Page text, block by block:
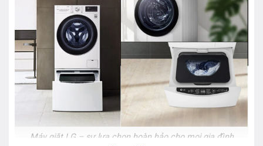
Máy giặt LG – sự lựa chọn hoàn hảo cho mọi gia đình